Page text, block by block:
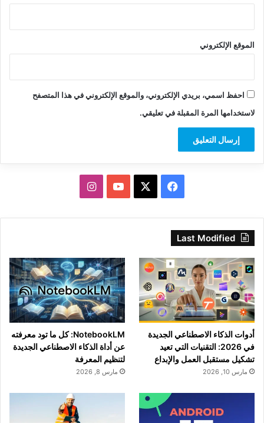
الموقع الإلكتروني
احفظ اسمي، بريدي الإلكتروني، والموقع الإلكتروني في هذا المتصفح
لاستخدامها المرة المقبلة في تعليقي.
فيسبوك ‫YouTubeانستقرام
Last Modified
أدوات الذكاء الاصطناعي الجديدة
في 2026: التقنيات التي تعيد
تشكيل مستقبل العمل والإبداع
مارس 10, 2026
NotebookLM: كل ما تود معرفته
عن أداة الذكاء الاصطناعي الجديدة
لتنظيم المعرفة
مارس 8, 2026